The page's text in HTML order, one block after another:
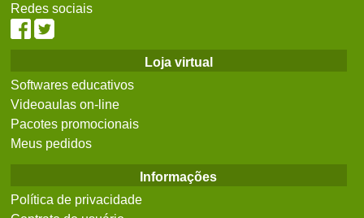
Redes sociais
Loja virtual
Softwares educativos
Videoaulas on-line
Pacotes promocionais
Meus pedidos
Informações
Política de privacidade